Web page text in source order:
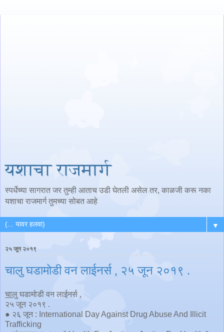
यशाचा राजमार्ग
स्पर्धेच्या सागरात जर तुम्ही आताच उडी घेतली असेल तर, काळजी करू नका
यशाचा राजमार्ग तुमच्या सोबत आहे
▼
२५ जून २०१९
चालु घडामोडी वन लाईनर्स , २५ जून २०१९ .
चालु घडामोडी वन लाईनर्स ,
२५ जून २०१९ .
● २६ जून : International Day Against Drug Abuse And Illicit
Trafficking